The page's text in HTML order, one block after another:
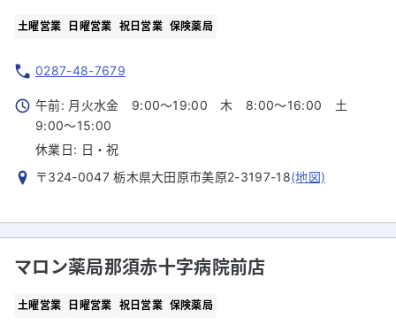
土曜営業 日曜営業 祝日営業 保険薬局
0287-48-7679
午前: 月火水金 9:00～19:00 木 8:00～16:00 土
9:00～15:00
休業日: 日・祝
〒324-0047 栃木県大田原市美原2-3197-18(地図)
マロン薬局那須赤十字病院前店
土曜営業 日曜営業 祝日営業 保険薬局